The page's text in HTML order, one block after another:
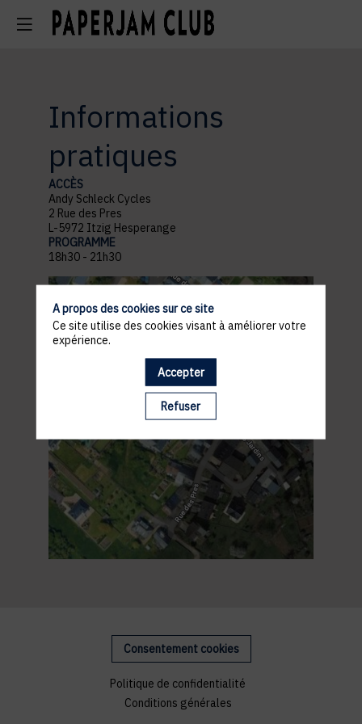
Informations
pratiques
ACCÈS
Andy Schleck Cycles
2 Rue des Pres
L-5972 Itzig Hesperange
PROGRAMME
18h30 - 21h30
Consentement cookies
Politique de confidentialité
Conditions générales
A propos des cookies sur ce site
Ce site utilise des cookies visant à améliorer votre
expérience.
Accepter
Refuser